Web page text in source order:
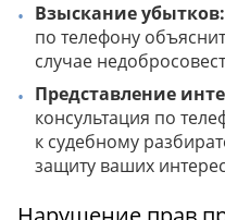
Взыскание убытков:
по телефону
случае
Представление
консультация по
к судебному
защиту ваших